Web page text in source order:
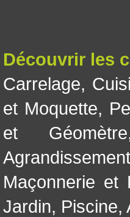
Découvrir les
Carrelage,
et Moquette,
et Géomètre
Agrandissement
Maçonnerie et
Jardin, Piscine,